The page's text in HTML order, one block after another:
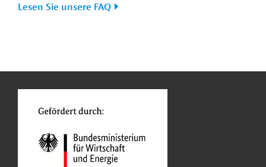
Lesen Sie unsere FAQ